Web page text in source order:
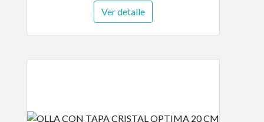
Ver detalle